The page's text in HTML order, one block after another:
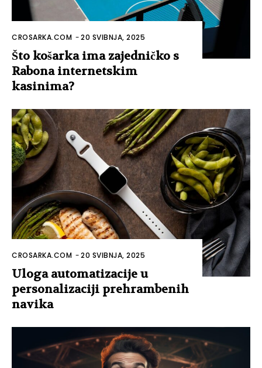
CROSARKA.COM -20 SVIBNJA, 2025
Što košarka ima zajedničko s
Rabona internetskim
kasinima?
CROSARKA.COM -20 SVIBNJA, 2025
Uloga automatizacije u
personalizaciji prehrambenih
navika